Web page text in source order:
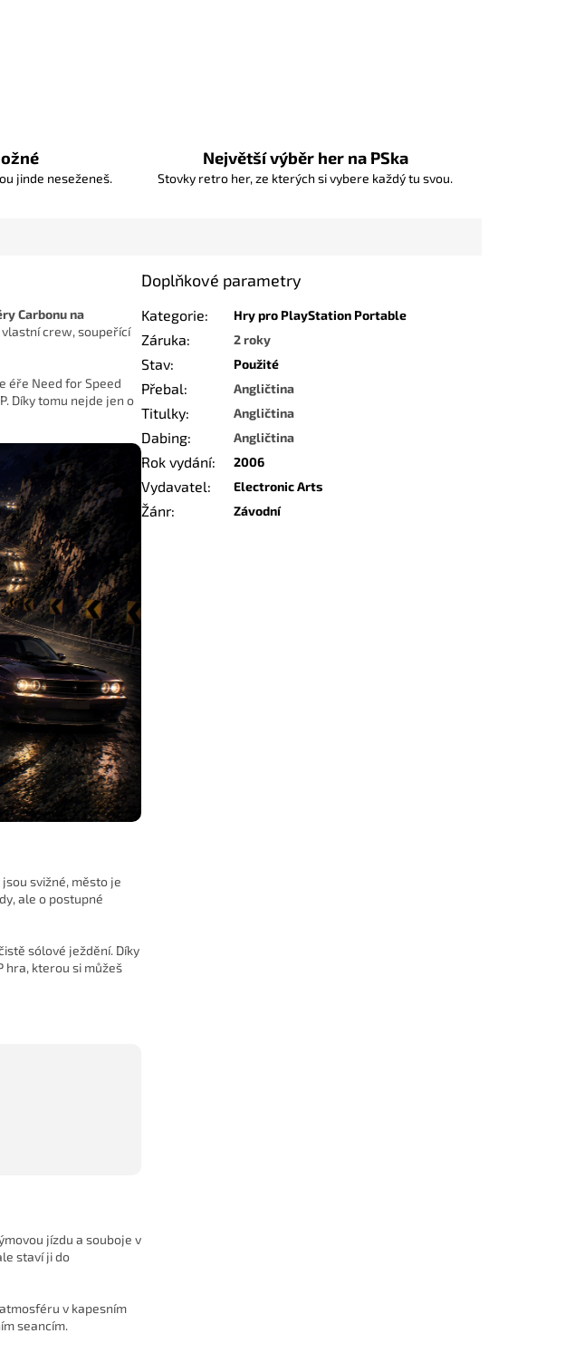
jinde neseženeš.
Největší výběr her na PSka
Stovky retro her, ze kterých si vybere každý tu svou.
Carbonu na
crew, soupeřící
éře Need for Speed
Díky tomu nejde jen o
svižné, město je
ale o postupné
sólové ježdění. Díky
hra, kterou si můžeš
jízdu a souboje v
staví ji do
v kapesním
seancím.
Doplňkové parametry
Kategorie: Hry pro PlayStation Portable
Záruka: 2 roky
Stav: Použité
Přebal: Angličtina
Titulky: Angličtina
Dabing: Angličtina
Rok vydání: 2006
Vydavatel: Electronic Arts
Žánr: Závodní